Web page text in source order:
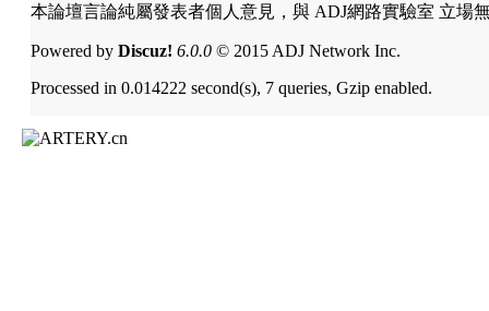
本論壇言論純屬發表者個人意見，與 ADJ網路實驗室 立場
Powered by Discuz! 6.0.0 © 2015 ADJ Network Inc.
Processed in 0.014222 second(s), 7 queries, Gzip enabled.